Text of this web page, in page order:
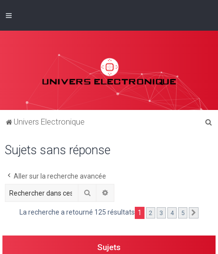
Univers Electronique
Sujets sans réponse
Aller sur la recherche avancée
Rechercher
La recherche a retourné 125 résultats 1 2 3 4 5
Sujets